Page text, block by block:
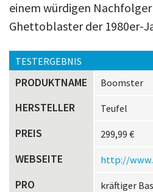
einem würdigen
Ghettoblaster der 1980er-
TESTERGEBNIS
PRODUKTNAME Boomster
HERSTELLER Teufel
PREIS 299,99 €
WEBSEITE http://
PRO
kräftiger